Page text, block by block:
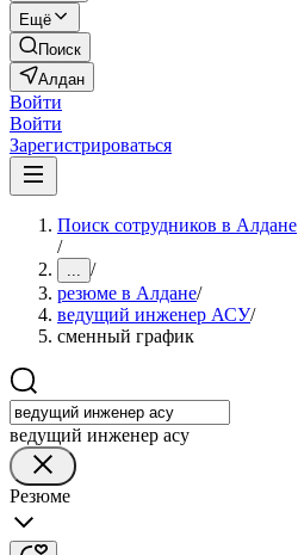
Ещё
Поиск
Алдан
Войти
Войти
Зарегистрироваться
Поиск сотрудников в Алдане
/
... /
резюме в Алдане/
ведущий инженер АСУ/
сменный график
ведущий инженер асу
Резюме